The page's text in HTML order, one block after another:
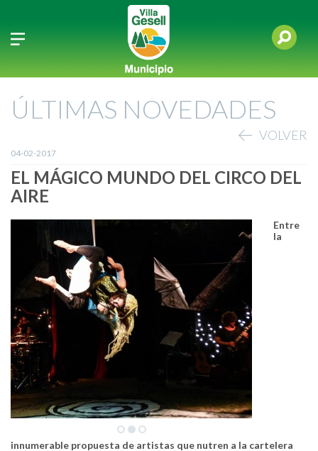
ÚLTIMAS NOVEDADES
VOLVER
04-02-2017
EL MÁGICO MUNDO DEL CIRCO DEL
AIRE
Entre
la
innumerable propuesta de artistas que nutren a la cartelera